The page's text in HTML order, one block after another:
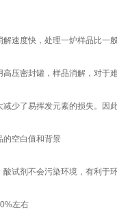
速度快，处理一炉样品比一
压密封罐，样品消解，对于
少了易挥发元素的损失。因
的空白值和背景
试剂不会污染环境，有利于
左右